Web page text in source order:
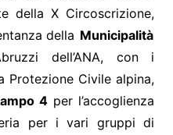
della X Circoscrizione,
della Municipalità
dell’ANA, con i
Protezione Civile alpina,
4 per l’accoglienza
per i vari gruppi di